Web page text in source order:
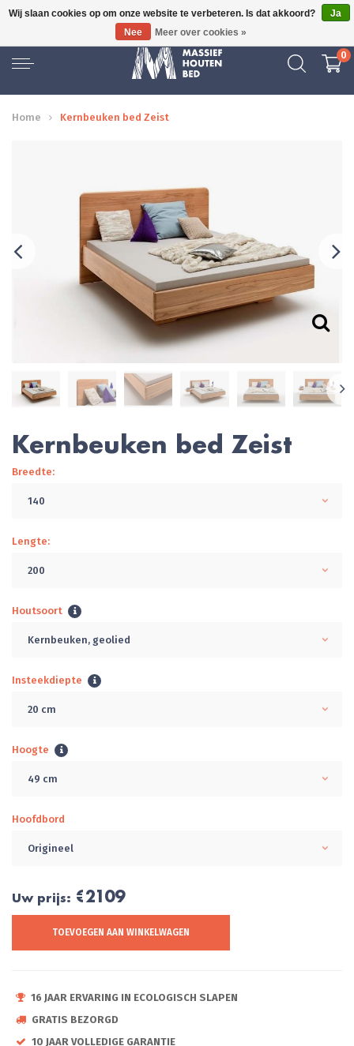
GRATIS BEZORGD
0
Home Kernbeuken bed Zeist
Kernbeuken bed Zeist
Breedte:
140
Lengte:
200
Houtsoort
Kernbeuken, geolied
Insteekdiepte
20 cm
Hoogte
49 cm
Hoofdbord
Origineel
Uw prijs: €2109
TOEVOEGEN AAN WINKELWAGEN
16 JAAR ERVARING IN ECOLOGISCH SLAPEN
GRATIS BEZORGD
10 JAAR VOLLEDIGE GARANTIE
Wij slaan cookies op om onze website te verbeteren. Is dat akkoord?
Ja
Nee
Meer over cookies »